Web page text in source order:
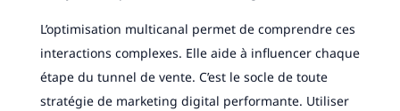
L’optimisation multicanal permet de comprendre ces
interactions complexes. Elle aide à influencer chaque
étape du tunnel de vente. C’est le socle de toute
stratégie de marketing digital performante. Utiliser